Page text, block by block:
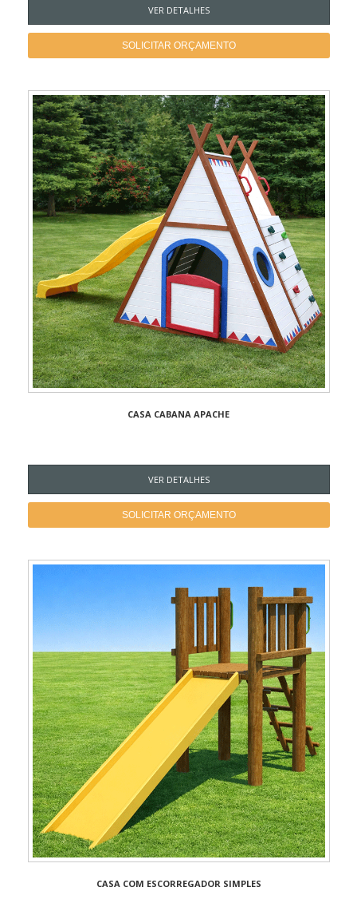
VER DETALHES
SOLICITAR ORÇAMENTO
CASA CABANA APACHE
VER DETALHES
SOLICITAR ORÇAMENTO
CASA COM ESCORREGADOR SIMPLES